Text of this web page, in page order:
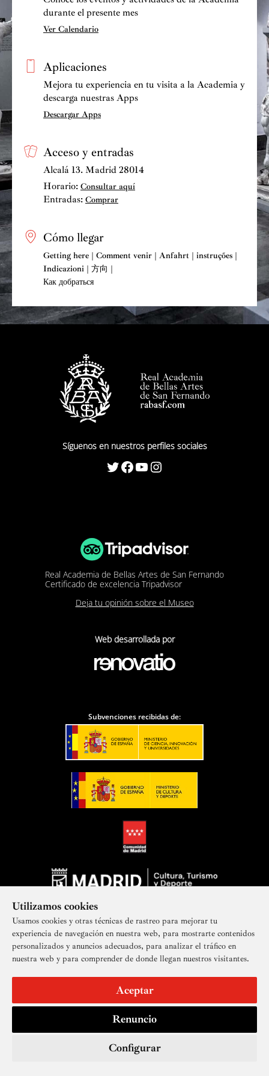
Utilizamos cookies
Usamos cookies y otras técnicas de rastreo para mejorar tu
experiencia de navegación en nuestra web, para mostrarte contenidos
personalizados y anuncios adecuados, para analizar el tráfico en
nuestra web y para comprender de donde llegan nuestros visitantes.
Aceptar
Renuncio
Configurar
durante el presente mes
Ver Calendario
Aplicaciones
Mejora tu experiencia en tu visita a la Academia y
descarga nuestras Apps
Descargar Apps
Acceso y entradas
Alcalá 13. Madrid 28014
Horario: Consultar aquí
Entradas: Comprar
Cómo llegar
Getting here | Comment venir | Anfahrt | instruções |
Indicazioni | 方向 |
Как добраться
Síguenos en nuestros perfiles sociales
Twitter Facebook YouTube Instagram
Real Academia de Bellas Artes de San Fernando
Certificado de excelencia Tripadvisor
Deja tu opinión sobre el Museo
Web desarrollada por
Subvenciones recibidas de:
Suscríbete a nuestra newsletter
AccesibilidadDerechos de imagen
Política de privacidadContactoCookies